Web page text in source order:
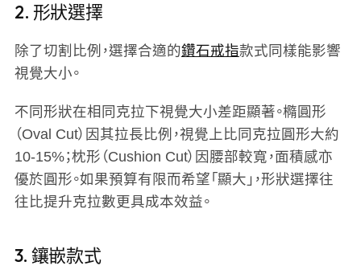
2. 形狀選擇
除了切割比例，選擇合適的鑽石戒指款式同樣能影響
視覺大小。
不同形狀在相同克拉下視覺大小差距顯著。橢圓形
（Oval Cut）因其拉長比例，視覺上比同克拉圓形大約
10-15%；枕形（Cushion Cut）因腰部較寬，面積感亦
優於圓形。如果預算有限而希望「顯大」，形狀選擇往
往比提升克拉數更具成本效益。
3. 鑲嵌款式